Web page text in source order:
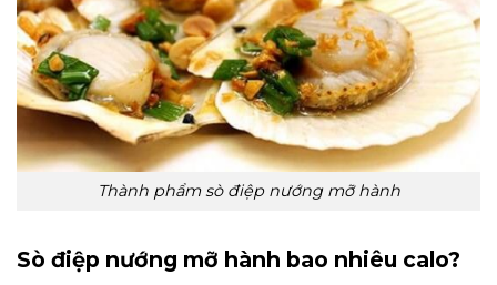
Thành phẩm sò điệp nướng mỡ hành
Sò điệp nướng mỡ hành bao nhiêu calo?